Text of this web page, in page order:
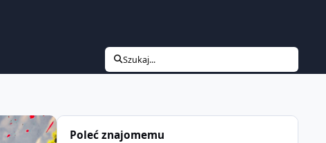
Szukaj...
Poleć znajomemu